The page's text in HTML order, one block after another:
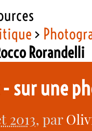
>
Rorandelli
- sur une
2013, par